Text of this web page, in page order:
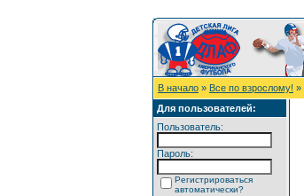
В начало » Все по взрослому! »
Для пользователей:
Пользователь:
Пароль:
Регистрироваться
автоматически?